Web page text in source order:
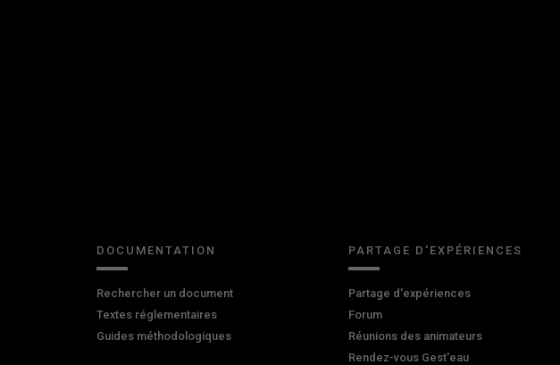
DOCUMENTATION
Rechercher un document
Textes réglementaires
Guides méthodologiques
PARTAGE D'EXPÉRIENCES
Partage d'expériences
Forum
Réunions des animateurs
Rendez-vous Gest'eau